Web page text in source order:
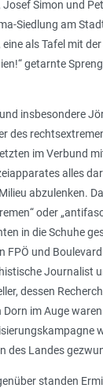
Josef Simon und
Siedlung am
eine als Tafel mit
“ getarnte
insbesondere
des
im Verbund
alles
abzulenken.
“ oder „
in die Schuhe
FPÖ und
Journalist
dessen
Dorn im Auge
des Landes
standen